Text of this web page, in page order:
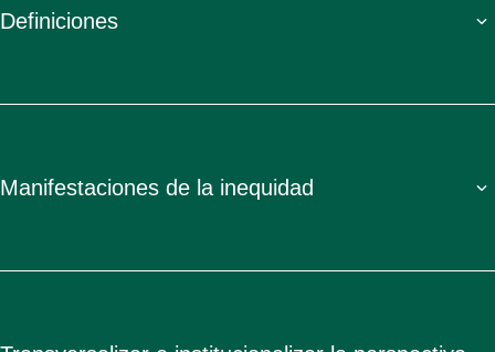
Definiciones
Manifestaciones de la inequidad